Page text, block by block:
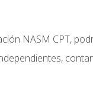
NASM CPT,